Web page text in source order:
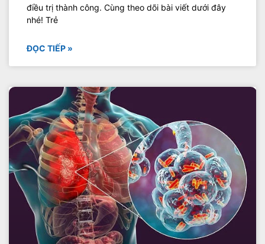
điều trị thành công. Cùng theo dõi bài viết dưới đây
nhé! Trẻ
ĐỌC TIẾP »